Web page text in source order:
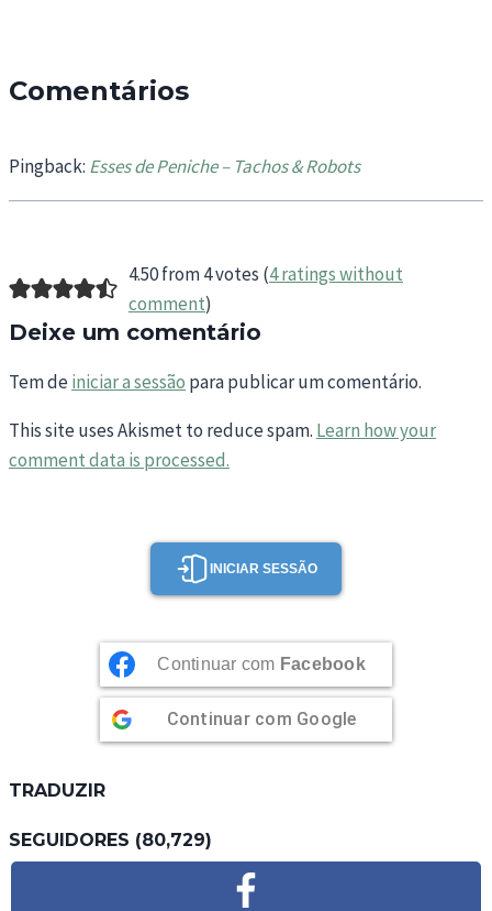
Comentários
Pingback: Esses de Peniche – Tachos & Robots
4.50 from 4 votes (4 ratings without
comment)
Deixe um comentário
Tem deiniciar a sessão para publicar um comentário.
This site uses Akismet to reduce spam. Learn how your
comment data is processed.
INICIAR SESSÃO
Continuar com Facebook
Continuar com Google
TRADUZIR
SEGUIDORES (80,729)